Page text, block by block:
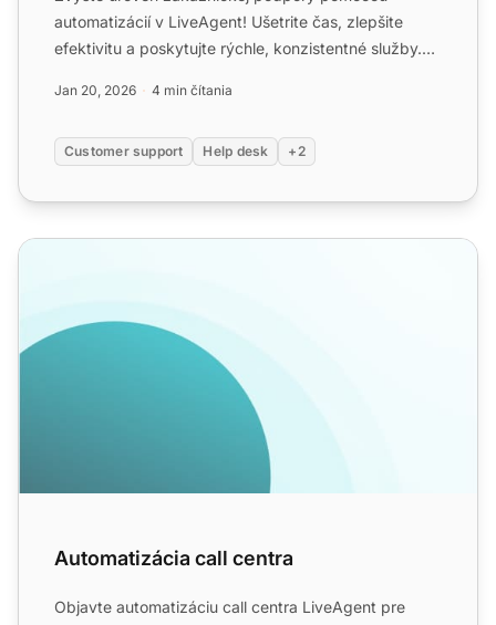
automatizácií v LiveAgent! Ušetrite čas, zlepšite
efektivitu a poskytujte rýchle, konzistentné služby.
Jan 20, 2026 4 min čítania
Customer support Help desk +2
Automatizácia call centra
Automatizácia call centra
Objavte automatizáciu call centra LiveAgent pre